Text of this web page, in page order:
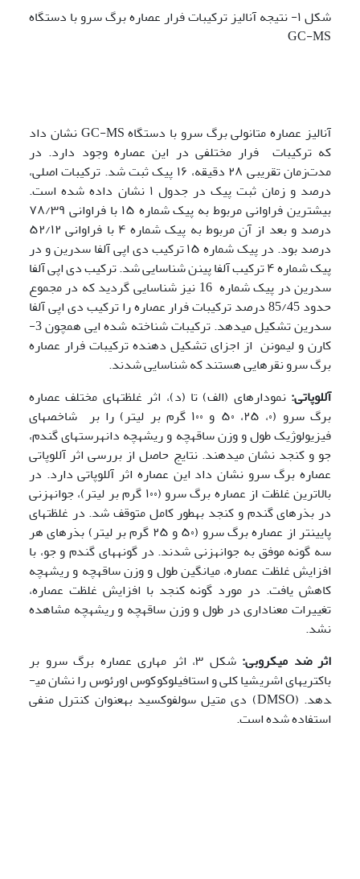
شکل ۱- نتیجه آنالیز ترکیبات فرار عصاره برگ سرو با دستگاه
GC-MS
آنالیز عصاره متانولی برگ سرو با دستگاه GC-MS نشان داد
که ترکیبات فرار مختلفی در این عصاره وجود دارد. در
مدت‌زمان تقریبی ۲۸ دقیقه، ۱۶ پیک ثبت شد. ترکیبات اصلی،
درصد و زمان ثبت پیک در جدول ۱ نشان داده شده است.
بیشترین فراوانی مربوط به پیک شماره ۱۵ با فراوانی ۷۸/۳۹
درصد و بعد از آن مربوط به پیک شماره ۴ با فراوانی ۵۲/۱۲
درصد بود. در پیک شماره ۱۵ ترکیب دی اپی آلفا سدرین و در
پیک شماره ۴ ترکیب آلفا پینن شناسایی شد. ترکیب دی اپی آلفا
سدرین در پیک شماره 16 نیز شناسایی گردید که در مجموع
حدود 85/45 درصد ترکیبات فرار عصاره را ترکیب دی اپی آلفا
سدرین تشکیل می­دهد. ترکیبات شناخته شده ایی همچون 3-
کارن و لیمونن از اجزای تشکیل دهنده ترکیبات فرار عصاره
برگ سرو نقره­ایی هستند که شناسایی شدند.
آللوپاتی:نمودارهای (الف) تا (د)، اثر غلظت­های مختلف عصاره
برگ سرو (۰، ۲۵، ۵۰ و ۱۰۰ گرم بر لیتر) را بر شاخص­های
فیزیولوژیک طول و وزن ساقه­چه و ریشه­چه دانه­رست­های گندم،
جو و کنجد نشان می­دهند. نتایج حاصل از بررسی اثر آللوپاتی
عصاره برگ سرو نشان داد این عصاره اثر آللوپاتی دارد. در
بالاترین غلظت از عصاره برگ سرو (۱۰۰ گرم بر لیتر)، جوانه­زنی
در بذرهای گندم و کنجد به­طور کامل متوقف شد. در غلظت­های
پایین­تر از عصاره برگ سرو (۵۰ و ۲۵ گرم بر لیتر) بذرهای هر
سه گونه موفق به جوانه­زنی شدند. در گونه­های گندم و جو، با
افزایش غلظت عصاره، میانگین طول و وزن ساقه­چه و ریشه­چه
کاهش یافت. در مورد گونه کنجد با افزایش غلظت عصاره،
تغییرات معناداری در طول و وزن ساقه­چه و ریشه­چه مشاهده
نشد.
اثر ضد میکروبی:
شکل ۳، اثر مهاری عصاره برگ سرو بر
باکتری­های اشریشیا کلی و استافیلوکوکوس اورئوس را نشان می­
دهد. (DMSO) دی متیل سولفوکسید به­عنوان کنترل منفی
استفاده شده است.